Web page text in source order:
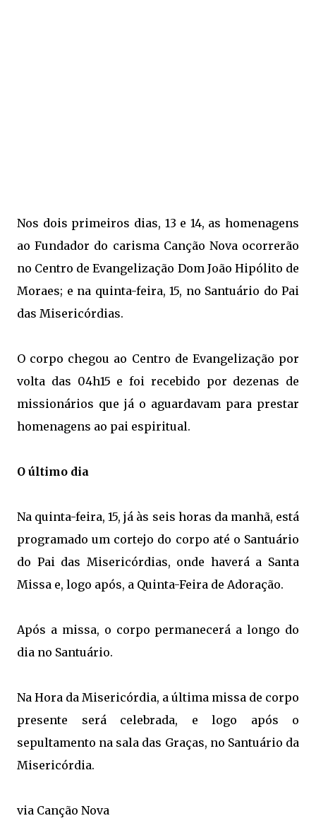
Nos dois primeiros dias, 13 e 14, as homenagens
ao Fundador do carisma Canção Nova ocorrerão
no Centro de Evangelização Dom João Hipólito de
Moraes; e na quinta-feira, 15, no Santuário do Pai
das Misericórdias.
O corpo chegou ao Centro de Evangelização por
volta das 04h15 e foi recebido por dezenas de
missionários que já o aguardavam para prestar
homenagens ao pai espiritual.
O último dia
Na quinta-feira, 15, já às seis horas da manhã, está
programado um cortejo do corpo até o Santuário
do Pai das Misericórdias, onde haverá a Santa
Missa e, logo após, a Quinta-Feira de Adoração.
Após a missa, o corpo permanecerá a longo do
dia no Santuário.
Na Hora da Misericórdia, a última missa de corpo
presente será celebrada, e logo após o
sepultamento na sala das Graças, no Santuário da
Misericórdia.
via Canção Nova